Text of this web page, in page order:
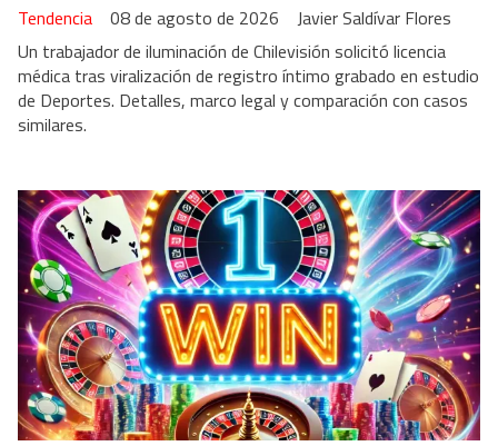
Javier Saldívar Flores
Tendencia
08 de agosto de 2026
Un trabajador de iluminación de Chilevisión solicitó licencia
médica tras viralización de registro íntimo grabado en estudio
de Deportes. Detalles, marco legal y comparación con casos
similares.